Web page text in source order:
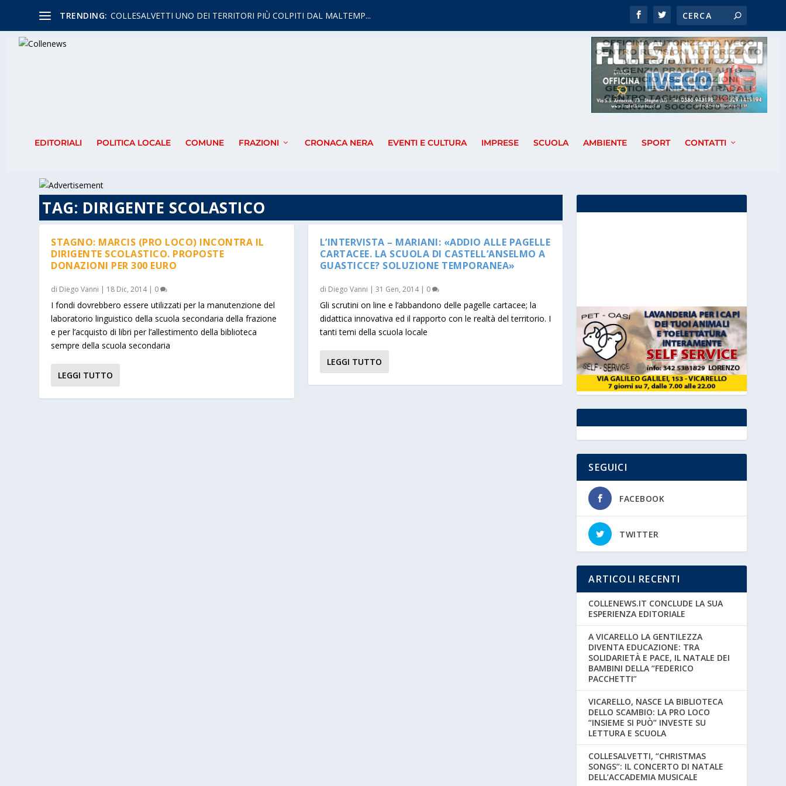
TRENDING: COLLESALVETTI UNO DEI TERRITORI PIÙ COLPITI DAL MALTEMP...
EDITORIALI POLITICA LOCALE COMUNE FRAZIONI CRONACA NERA EVENTI E CULTURA IMPRESE SCUOLA AMBIENTE SPORT CONTATTI
TAG: DIRIGENTE SCOLASTICO
STAGNO: MARCIS (PRO LOCO) INCONTRA IL
DIRIGENTE SCOLASTICO. PROPOSTE
DONAZIONI PER 300 EURO
di Diego Vanni | 18 Dic, 2014| 0
I fondi dovrebbero essere utilizzati per la manutenzione del
laboratorio linguistico della scuola secondaria della frazione
e per l’acquisto di libri per l’allestimento della biblioteca
sempre della scuola secondaria
LEGGI TUTTO
L’INTERVISTA – MARIANI: «ADDIO ALLE PAGELLE
CARTACEE. LA SCUOLA DI CASTELL’ANSELMO A
GUASTICCE? SOLUZIONE TEMPORANEA»
di Diego Vanni | 31 Gen, 2014| 0
Gli scrutini on line e l’abbandono delle pagelle cartacee; la
didattica innovativa ed il rapporto con le realtà del territorio. I
tanti temi della scuola locale
LEGGI TUTTO
SEGUICI
FACEBOOK
TWITTER
ARTICOLI RECENTI
COLLENEWS.IT CONCLUDE LA SUA
ESPERIENZA EDITORIALE
A VICARELLO LA GENTILEZZA
DIVENTA EDUCAZIONE: TRA
SOLIDARIETÀ E PACE, IL NATALE DEI
BAMBINI DELLA “FEDERICO
PACCHETTI”
VICARELLO, NASCE LA BIBLIOTECA
DELLO SCAMBIO: LA PRO LOCO
“INSIEME SI PUÒ” INVESTE SU
LETTURA E SCUOLA
COLLESALVETTI, “CHRISTMAS
SONGS”: IL CONCERTO DI NATALE
DELL’ACCADEMIA MUSICALE